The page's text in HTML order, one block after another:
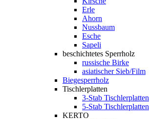
Erle
Ahorn
Nussbaum
Esche
Sapeli
beschichtetes Sperrholz
russische Birke
asiatischer Sieb/Film
Biegesperrholz
Tischlerplatten
3-Stab Tischlerplatten
5-Stab Tischlerplatten
KERTO